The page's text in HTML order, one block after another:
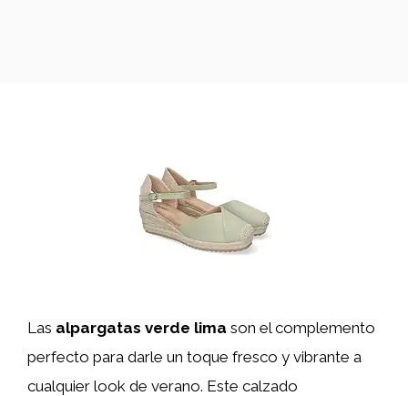
Las alpargatas verde lima son el complemento
perfecto para darle un toque fresco y vibrante a
cualquier look de verano. Este calzado